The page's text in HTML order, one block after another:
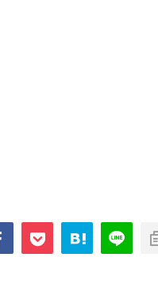
public_html/
cache/sns-count-